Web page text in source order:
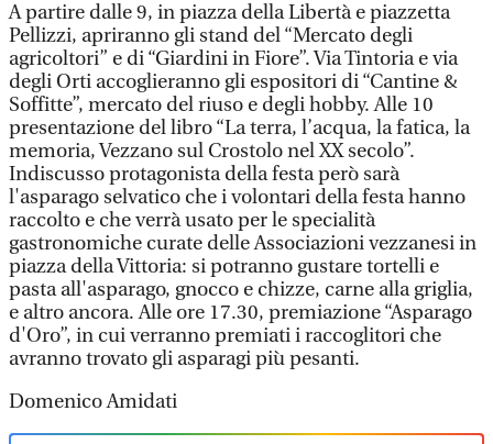
A partire dalle 9, in piazza della Libertà e piazzetta
Pellizzi, apriranno gli stand del “Mercato degli
agricoltori” e di “Giardini in Fiore”. Via Tintoria e via
degli Orti accoglieranno gli espositori di “Cantine &
Soffitte”, mercato del riuso e degli hobby. Alle 10
presentazione del libro “La terra, l’acqua, la fatica, la
memoria, Vezzano sul Crostolo nel XX secolo”.
Indiscusso protagonista della festa però sarà
l'asparago selvatico che i volontari della festa hanno
raccolto e che verrà usato per le specialità
gastronomiche curate delle Associazioni vezzanesi in
piazza della Vittoria: si potranno gustare tortelli e
pasta all'asparago, gnocco e chizze, carne alla griglia,
e altro ancora. Alle ore 17.30, premiazione “Asparago
d'Oro”, in cui verranno premiati i raccoglitori che
avranno trovato gli asparagi più pesanti.
Domenico Amidati